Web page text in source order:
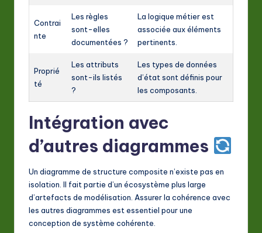
Contrai
nte
Les règles
sont-elles
documentées ?
La logique métier est
associée aux éléments
pertinents.
Proprié
té
Les attributs
sont-ils listés
?
Les types de données
d’état sont définis pour
les composants.
Intégration avec
d’autres diagrammes
Un diagramme de structure composite n’existe pas en
isolation. Il fait partie d’un écosystème plus large
d’artefacts de modélisation. Assurer la cohérence avec
les autres diagrammes est essentiel pour une
conception de système cohérente.